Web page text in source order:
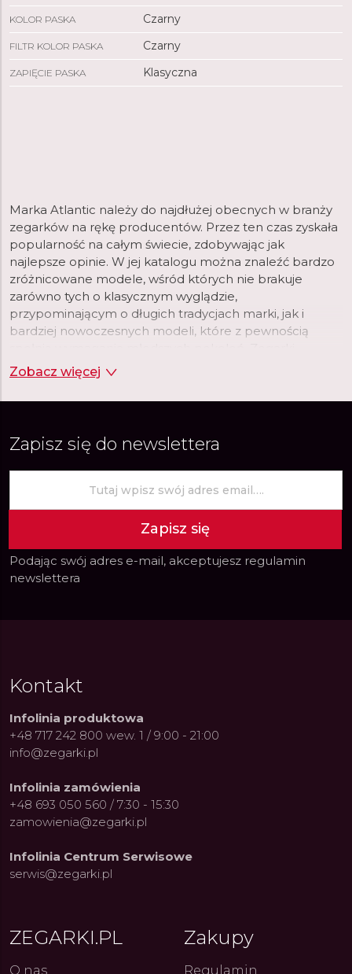
KOLOR PASKA Czarny
FILTR KOLOR PASKA Czarny
ZAPIĘCIE PASKA Klasyczna
Marka Atlantic należy do najdłużej obecnych w branży
zegarków na rękę producentów. Przez ten czas zyskała
popularność na całym świecie, zdobywając jak
najlepsze opinie. W jej katalogu można znaleźć bardzo
zróżnicowane modele, wśród których nie brakuje
zarówno tych o klasycznym wyglądzie,
przypominającym o długich tradycjach marki, jak i
bardziej nowoczesnych modeli, które z pewnością
szwajcarskie Atlantic to gwarancja najwyższej jakości i
trwałości, za adekwatną do tego cenę.
Zobacz więcej
Zapisz się do newslettera
Zapisz się
Podając swój adres e-mail, akceptujesz regulamin
newslettera
Kontakt
Infolinia produktowa
+48 717 242 800 wew. 1 / 9:00 - 21:00
info@zegarki.pl
Infolinia zamówienia
+48 693 050 560 / 7:30 - 15:30
zamowienia@zegarki.pl
Infolinia Centrum Serwisowe
serwis@zegarki.pl
ZEGARKI.PL
O nas
Zakupy
Regulamin